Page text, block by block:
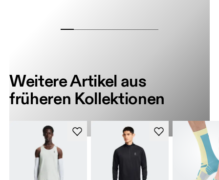
Weitere Artikel aus
früheren Kollektionen